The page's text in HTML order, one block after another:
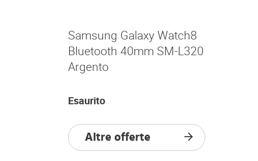
Samsung Galaxy Watch8
Bluetooth 40mm SM-L320
Argento
Esaurito
Altre offerte